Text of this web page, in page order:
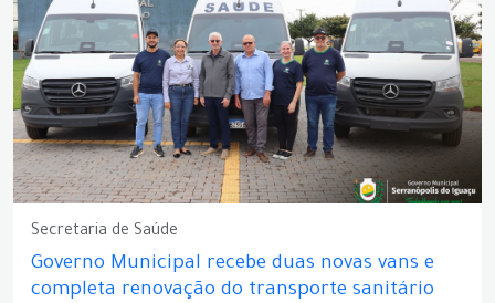
Secretaria de Saúde
Governo Municipal recebe duas novas vans e
completa renovação do transporte sanitário